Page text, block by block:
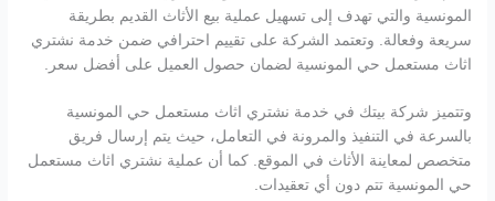
المونسية والتي تهدف إلى تسهيل عملية بيع الأثاث القديم بطريقة
سريعة وفعالة. وتعتمد الشركة على تقييم احترافي ضمن خدمة نشتري
اثاث مستعمل حي المونسية لضمان حصول العميل على أفضل سعر.
وتتميز شركة بيتك في خدمة نشتري اثاث مستعمل حي المونسية
بالسرعة في التنفيذ والمرونة في التعامل، حيث يتم إرسال فريق
متخصص لمعاينة الأثاث في الموقع. كما أن عملية نشتري اثاث مستعمل
حي المونسية تتم دون أي تعقيدات.